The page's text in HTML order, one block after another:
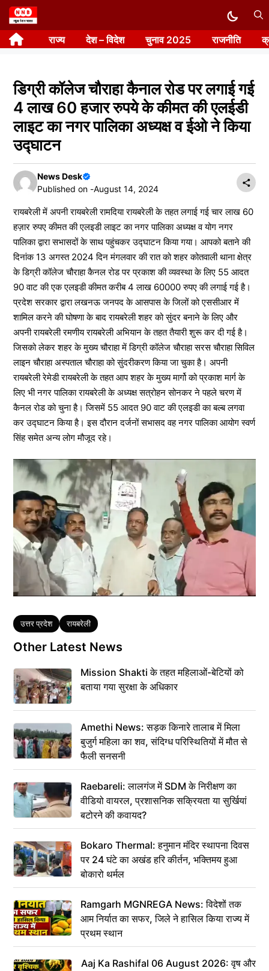
Skip
to
content राज्य देश – विदेश चुनाव 2025 राजनीति
डिग्री कॉलेज चौराहा कैनाल रोड पर लगाई गई
4 लाख 60 हजार रुपये के कीमत की एलईडी
लाइट का नगर पालिका अध्यक्ष व ईओ ने किया
उद्घाटन
News Desk
Published on -August 14, 2024
रायबरेली में अपनी रायबरेली रामदिया रायबरेली के तहत लगाई गई चार लाख 60
हज़ार रुपए कीमत की एलइडी लाइट का नगर पालिका अध्यक्ष व योग नगर
पालिका द्वारा सभासदों के साथ पहुंचकर उद्घाटन किया गया। आपको बताने की
दिनांक 13 अगस्त 2024 दिन मंगलवार की रात को शहर कोतवाली थाना क्षेत्र
के डिग्री कॉलेज चौराहा कैनल रोड पर प्रकाश की व्यवस्था के लिए 55 आदत
90 वाट की एक एलइडी कीमत करीब 4 लाख 60000 रुपए की लगाई गई है।
प्रदेश सरकार द्वारा लखनऊ जनपद के आसपास के जिलों को एससीआर में
शामिल करने की घोषणा के बाद रायबरेली शहर को सुंदर बनाने के लिए और
अपनी रायबरेली रमणीय रायबरेली अभियान के तहत तैयारी शुरू कर दी गई है।
जिसको लेकर शहर के मुख्य चौराहा में डिग्री कॉलेज चौराहा सरस चौराहा सिविल
लाइन चौराहा अस्पताल चौराहा को सुंदरीकरण किया जा चुका है। अपनी
रायबरेली रेमेडी रायबरेली के तहत आप शहर के मुख्य मार्गो को प्रकाश मार्ग के
लिए भी नगर पालिका रायबरेली के अध्यक्ष सत्रोहन सोनकर ने पहले चरण में
कैनल रोड को चुना है। जिसमें 55 आदत 90 वाट की एलइडी का बल्ब लगवा
कर उद्घाटन किया है। इस दौरान दर्जनों सभासद वह नगर पालिका आयोग स्वर्ण
सिंह समेत अन्य लोग मौजूद रहे।
Tags
उत्तर प्रदेश रायबरेली
Other Latest News
Mission Shakti के तहत महिलाओं-बेटियों को
बताया गया सुरक्षा के अधिकार
Amethi News: सड़क किनारे तालाब में मिला
बुजुर्ग महिला का शव, संदिग्ध परिस्थितियों में मौत से
फैली सनसनी
Raebareli: लालगंज में SDM के निरीक्षण का
वीडियो वायरल, प्रशासनिक सक्रियता या सुर्खियां
बटोरने की कवायद?
Bokaro Thermal: हनुमान मंदिर स्थापना दिवस
पर 24 घंटे का अखंड हरि कीर्तन, भक्तिमय हुआ
बोकारो थर्मल
Ramgarh MGNREGA News: विदेशों तक
आम निर्यात का सफर, जिले ने हासिल किया राज्य में
प्रथम स्थान
Aaj Ka Rashifal 06 August 2026: वृष और